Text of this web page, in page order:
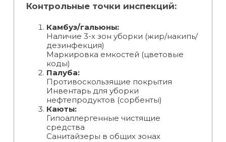
Контрольные точки инспекций:
Камбуз/гальюны:
Наличие 3-х зон уборки (жир/накипь/
дезинфекция)
Маркировка емкостей (цветовые
коды)
Палуба:
Противоскользящие покрытия
Инвентарь для уборки
нефтепродуктов (сорбенты)
Каюты:
Гипоаллергенные чистящие
средства
Санитайзеры в общих зонах